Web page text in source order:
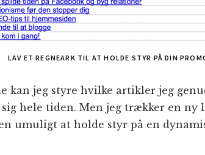
LAV ET REGNEARK TIL AT HOLDE STYR PÅ DIN
kan jeg styre hvilke artikler jeg
hele tiden. Men jeg trækker en ny
umuligt at holde styr på en